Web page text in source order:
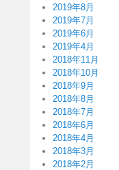
2019年8月
2019年7月
2019年6月
2019年4月
2018年11月
2018年10月
2018年9月
2018年8月
2018年7月
2018年6月
2018年4月
2018年3月
2018年2月